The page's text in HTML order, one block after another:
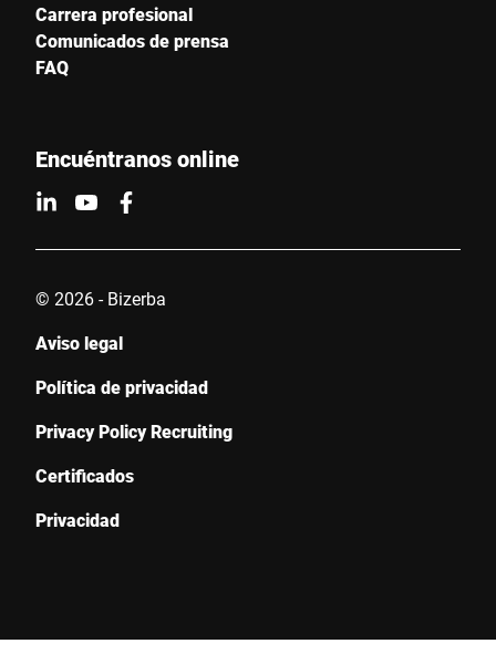
Carrera profesional
Comunicados de prensa
FAQ
Encuéntranos online
© 2026 - Bizerba
Aviso legal
Política de privacidad
Privacy Policy Recruiting
Certificados
Privacidad